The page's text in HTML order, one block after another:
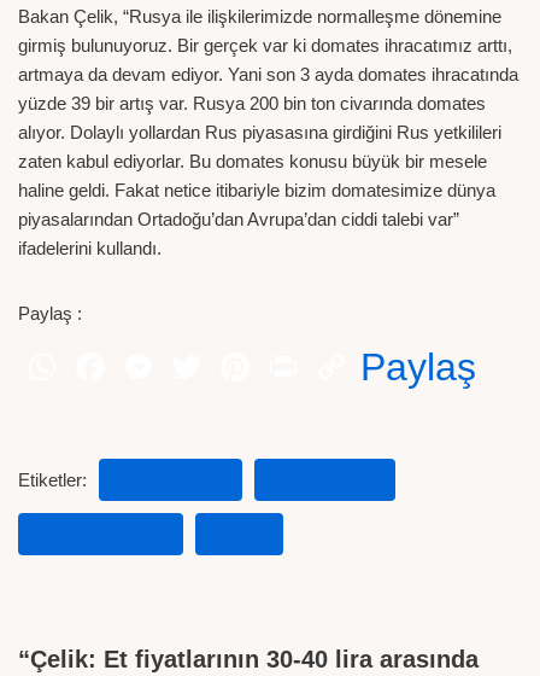
Bakan Çelik, “Rusya ile ilişkilerimizde normalleşme dönemine
girmiş bulunuyoruz. Bir gerçek var ki domates ihracatımız arttı,
artmaya da devam ediyor. Yani son 3 ayda domates ihracatında
yüzde 39 bir artış var. Rusya 200 bin ton civarında domates
alıyor. Dolaylı yollardan Rus piyasasına girdiğini Rus yetkilileri
zaten kabul ediyorlar. Bu domates konusu büyük bir mesele
haline geldi. Fakat netice itibariyle bizim domatesimize dünya
piyasalarından Ortadoğu’dan Avrupa’dan ciddi talebi var”
ifadelerini kullandı.
Paylaş :
Paylaş
Etiketler:
“Çelik: Et fiyatlarının 30-40 lira arasında